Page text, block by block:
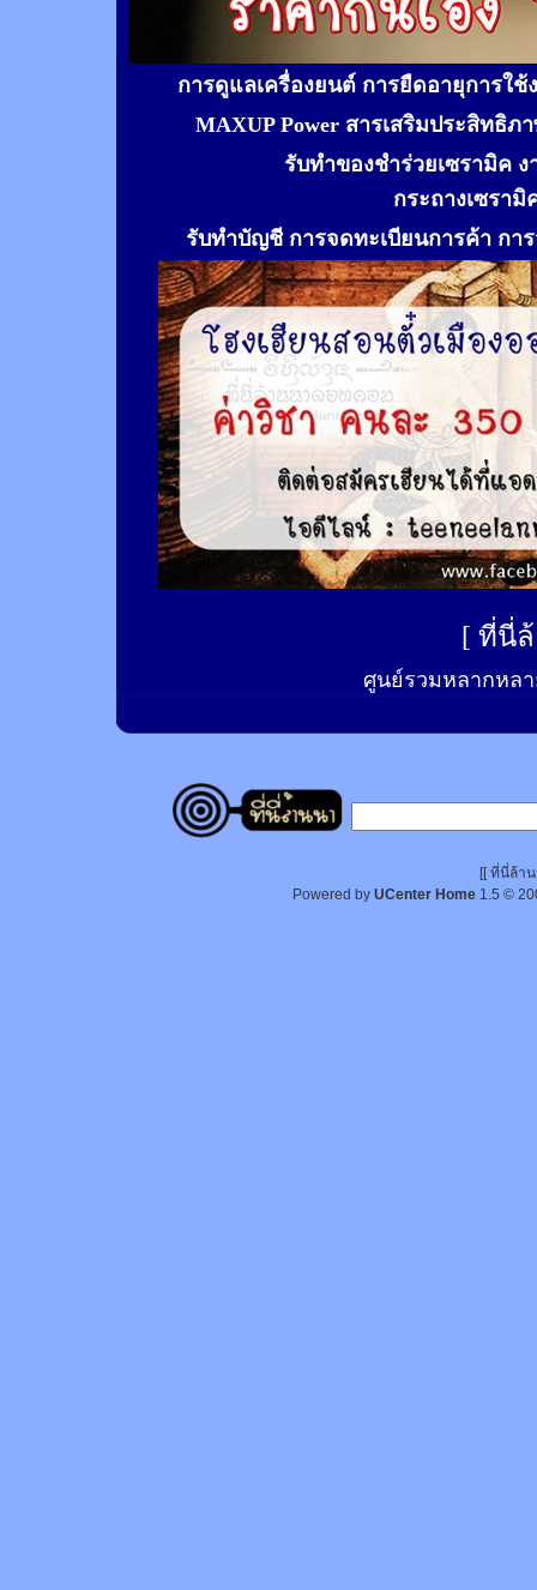
การดูแลเครื่องยนต์ การยืดอายุการใ
MAXUP Power สารเสริมประสิทธิ
รับทำของชำร่วยเซรามิค
กระถางเซรา
รับทำบัญชี การจดทะเบียนการค้า กา
[ ที่นี่
ศูนย์รวมหลากหลา
[[ ที่นี่ล้า
Powered by UCenter Home 1.5 ©